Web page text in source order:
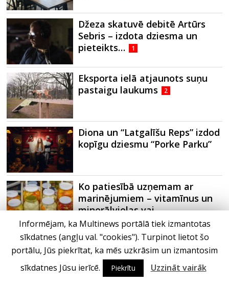
Džeza skatuvē debitē Artūrs
Sebris – izdota dziesma un
pieteikts…
1
Eksporta ielā atjaunots suņu
pastaigu laukums
2
Diona un “Latgalīšu Reps” izdod
kopīgu dziesmu “Porke Parku”
Ko patiesībā uzņemam ar
marinējumiem – vitamīnus un
minerālvielas vai…
Partneri
Informējam, ka Multinews portālā tiek izmantotas
sīkdatnes (angļu val. "cookies"). Turpinot lietot šo
portālu, Jūs piekrītat, ka mēs uzkrāsim un izmantosim
sīkdatnes Jūsu ierīcē.
Piekrītu Uzzināt vairāk